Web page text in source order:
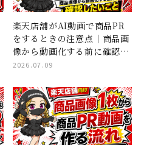
楽天店舗がAI動画で商品PR
をするときの注意点｜商品画
像から動画化する前に確認し
たいこと
2026.07.09